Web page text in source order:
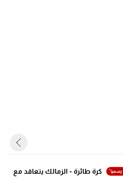
كرة طائرة - الزمالك يتعاقد مع